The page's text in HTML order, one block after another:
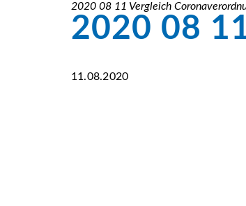
2020 08 11 Vergleich
2020 08
11.08.2020